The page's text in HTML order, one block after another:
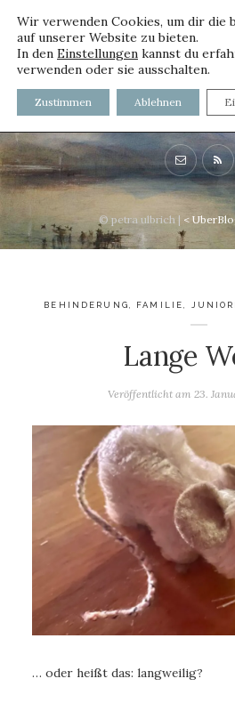
voller worte -
© petra ulbrich | <
BEHINDERUNG, FAMILIE,
Lange
Veröffentlicht am 23.
… oder heißt das: langweilig?
Wir verwenden Cookies, um dir die
auf unserer Website zu bieten.
In den Einstellungen kannst du
verwenden oder sie ausschalten.
Zustimmen Ablehnen